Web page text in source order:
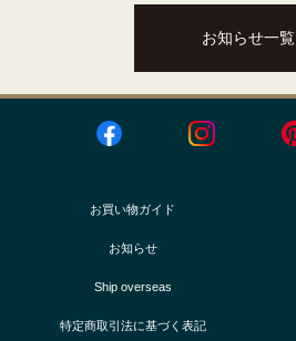
お知らせ一覧
お買い物ガイド
お知らせ
Ship overseas
特定商取引法に基づく表記